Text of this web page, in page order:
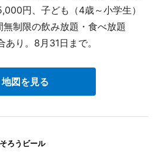
円、子ども（4歳～小学生）
制限の飲み放題・食べ放題
り。8月31日まで。
地図を見る
ろうビール